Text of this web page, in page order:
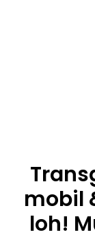
mobil
loh!